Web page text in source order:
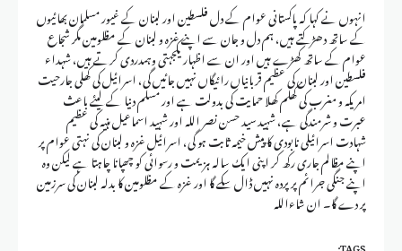
انہوں نے کہا کہ پاکستانی عوام کے دل فلسطین اور لبنان کے غیور مسلمان بھائیوں
کے ساتھ دھڑکتے ہیں، ہم دل و جان سے اپنے غزہ و لبنان کے مظلومین مگر شجاع
عوام کے ساتھ کھڑے ہیں اور ان سے اظہار یکجہتی وہمدردی کرتے ہیں، شہداء
فلسطین اور لبنان کی عظیم قربانیاں رائیگاں نہیں جائیں گی، اسرائیل کی کھلی جارحیت
امریکہ و مغرب کی کھلم کھلا حمایت کی بدولت ہے اور مسلم دنیا کے لیئے باعث
عبرت و شرمندگی ہے، شہید سید حسن نصر اللہ اور شہید اسماعیل ہنیہ کی عظیم
شہادت اسرائیلی نابودی کا پیش خیمہ ثابت ہو گی، اسرائیل غزہ و لبنان کی نہتی عوام پر
اپنے مظالم جاری رکھ کر اپنی ایک سالہ ہزیمت و رسوائی کو چھپانا چاہتا ہے لیکن وہ
اپنے جنگی جرائم پر پردہ نہیں ڈال سکے گا اور غزہ کے مظلومین کا بدلہ لبنان کی سرزمین
پر دے گا۔ ان شاءاللہ